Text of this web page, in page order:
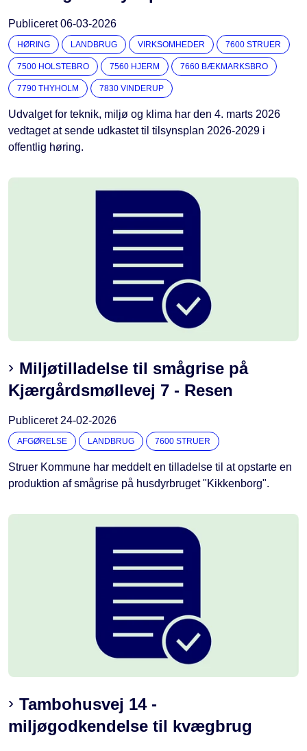
Publiceret06-03-2026
HØRING LANDBRUG VIRKSOMHEDER 7600 STRUER
7500 HOLSTEBRO 7560 HJERM 7660 BÆKMARKSBRO
7790 THYHOLM 7830 VINDERUP
Udvalget for teknik, miljø og klima har den 4. marts 2026
vedtaget at sende udkastet til tilsynsplan 2026-2029 i
offentlig høring.
Miljøtilladelse til smågrise på
Kjærgårdsmøllevej 7 - Resen
Publiceret 24-02-2026
AFGØRELSE LANDBRUG 7600 STRUER
Struer Kommune har meddelt en tilladelse til at opstarte en
produktion af smågrise på husdyrbruget "Kikkenborg".
Tambohusvej 14 -
miljøgodkendelse til kvægbrug